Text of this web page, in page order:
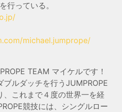
行っている。
michael.jumprope/
TEAM マイケルです！
ルダッチを行うJUMPROPE
、これまで４度の世界一を経
競技には、シングルロー